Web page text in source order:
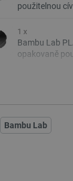
použitelnou
1 x
Bambu Lab
opakovaně
1 x
Bambu Lab